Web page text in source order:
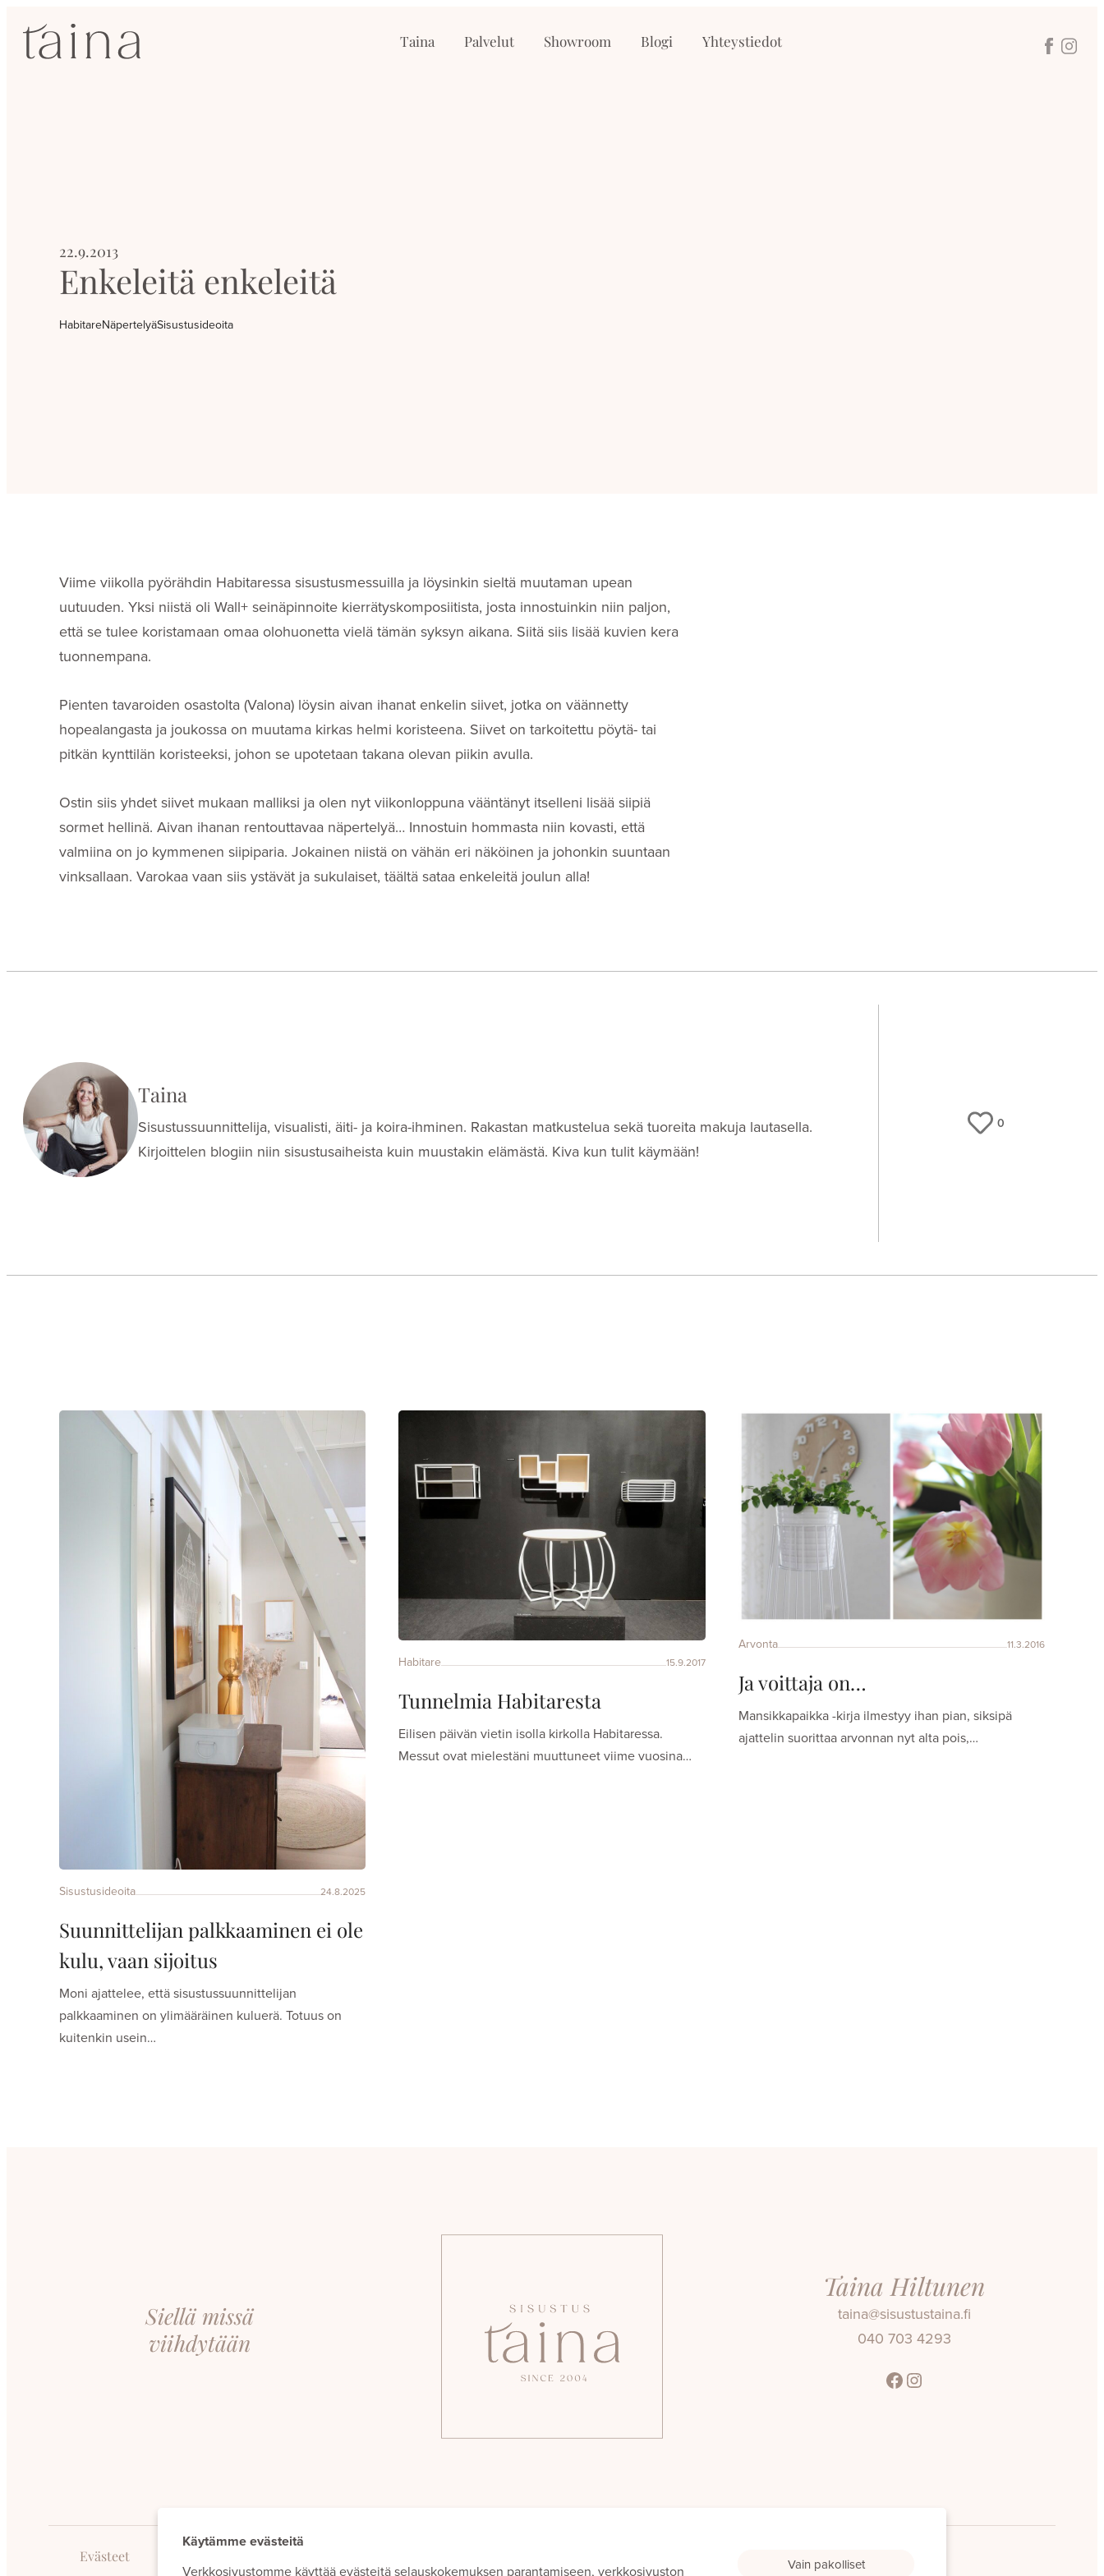
suoraan
SisustusTaina
Taina Palvelut Showroom Blogi Yhteystiedot
22.9.2013
Enkeleitä enkeleitä
HabitareNäpertelyäSisustusideoita
Viime viikolla pyörähdin Habitaressa sisustusmessuilla ja löysinkin sieltä muutaman upean
uutuuden. Yksi niistä oli Wall+ seinäpinnoite kierrätyskomposiitista, josta innostuinkin niin paljon,
että se tulee koristamaan omaa olohuonetta vielä tämän syksyn aikana. Siitä siis lisää kuvien kera
tuonnempana.
Pienten tavaroiden osastolta (Valona) löysin aivan ihanat enkelin siivet, jotka on väännetty
hopealangasta ja joukossa on muutama kirkas helmi koristeena. Siivet on tarkoitettu pöytä- tai
pitkän kynttilän koristeeksi, johon se upotetaan takana olevan piikin avulla.
Ostin siis yhdet siivet mukaan malliksi ja olen nyt viikonloppuna vääntänyt itselleni lisää siipiä
sormet hellinä. Aivan ihanan rentouttavaa näpertelyä… Innostuin hommasta niin kovasti, että
valmiina on jo kymmenen siipiparia. Jokainen niistä on vähän eri näköinen ja johonkin suuntaan
vinksallaan. Varokaa vaan siis ystävät ja sukulaiset, täältä sataa enkeleitä joulun alla!
Taina
Sisustussuunnittelija, visualisti, äiti- ja koira-ihminen. Rakastan matkustelua sekä tuoreita makuja lautasella.
Kirjoittelen blogiin niin sisustusaiheista kuin muustakin elämästä. Kiva kun tulit käymään!
0
Sisustusideoita 24.8.2025
Suunnittelijan palkkaaminen ei ole
kulu, vaan sijoitus
Moni ajattelee, että sisustussuunnittelijan
palkkaaminen on ylimääräinen kuluerä. Totuus on
kuitenkin usein…
Habitare 15.9.2017
Tunnelmia Habitaresta
Eilisen päivän vietin isolla kirkolla Habitaressa.
Messut ovat mielestäni muuttuneet viime vuosina…
Arvonta 11.3.2016
Ja voittaja on…
Mansikkapaikka -kirja ilmestyy ihan pian, siksipä
ajattelin suorittaa arvonnan nyt alta pois,…
Siellä missä
viihdytään
Taina Hiltunen
taina@sisustustaina.fi
040 703 4293
Facebook
Instagram
Evästeet
Käytämme evästeitä
Verkkosivustomme käyttää evästeitä selauskokemuksen parantamiseen, verkkosivuston Vain pakolliset